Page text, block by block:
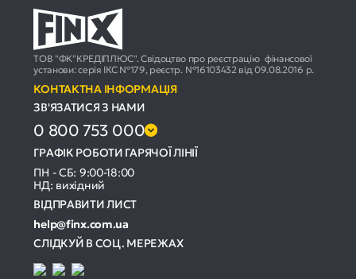
ТОВ "ФК"КРЕДІПЛЮС". Свідоцтво про реєстрацію фінансової
установи: серія ІКС №179, реєстр. №16103432 від 09.08.2016 р.
КОНТАКТНА ІНФОРМАЦІЯ
ЗВ'ЯЗАТИСЯ З НАМИ
0 800 753 000
ГРАФІК РОБОТИ ГАРЯЧОЇ ЛІНІЇ
ПН - СБ: 9:00-18:00
НД: вихідний
ВІДПРАВИТИ ЛИСТ
help@finx.com.ua
СЛІДКУЙ В СОЦ. МЕРЕЖАХ